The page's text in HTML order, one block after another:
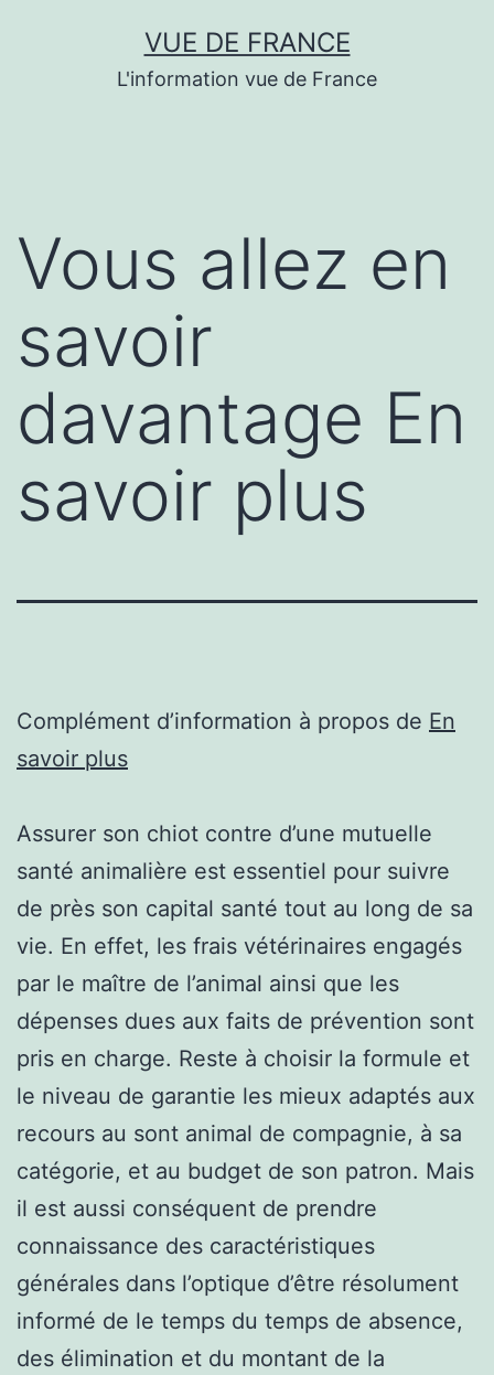
VUE DE FRANCE
L'information vue de France
Vous allez en
savoir
davantage En
savoir plus
Complément d’information à propos de En
savoir plus
Assurer son chiot contre d’une mutuelle
santé animalière est essentiel pour suivre
de près son capital santé tout au long de sa
vie. En effet, les frais vétérinaires engagés
par le maître de l’animal ainsi que les
dépenses dues aux faits de prévention sont
pris en charge. Reste à choisir la formule et
le niveau de garantie les mieux adaptés aux
recours au sont animal de compagnie, à sa
catégorie, et au budget de son patron. Mais
il est aussi conséquent de prendre
connaissance des caractéristiques
générales dans l’optique d’être résolument
informé de le temps du temps de absence,
des élimination et du montant de la